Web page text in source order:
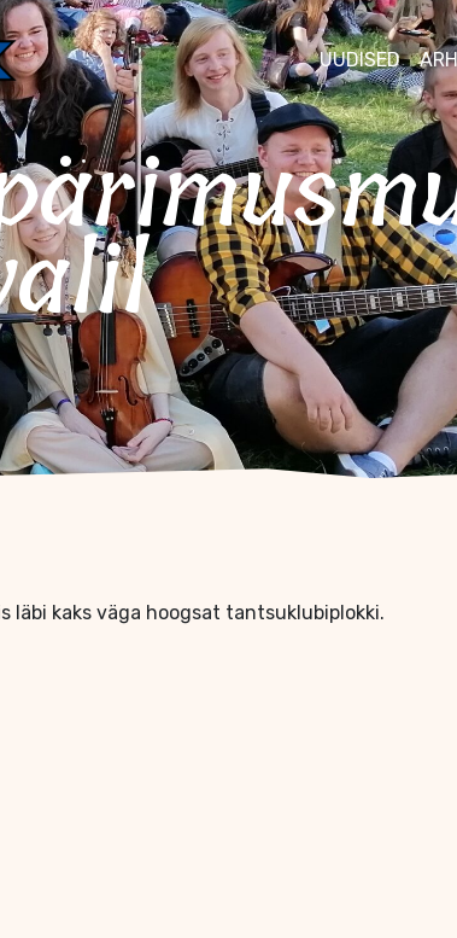
UUDISED
läbi kaks väga hoogsat tantsuklubiplokki.